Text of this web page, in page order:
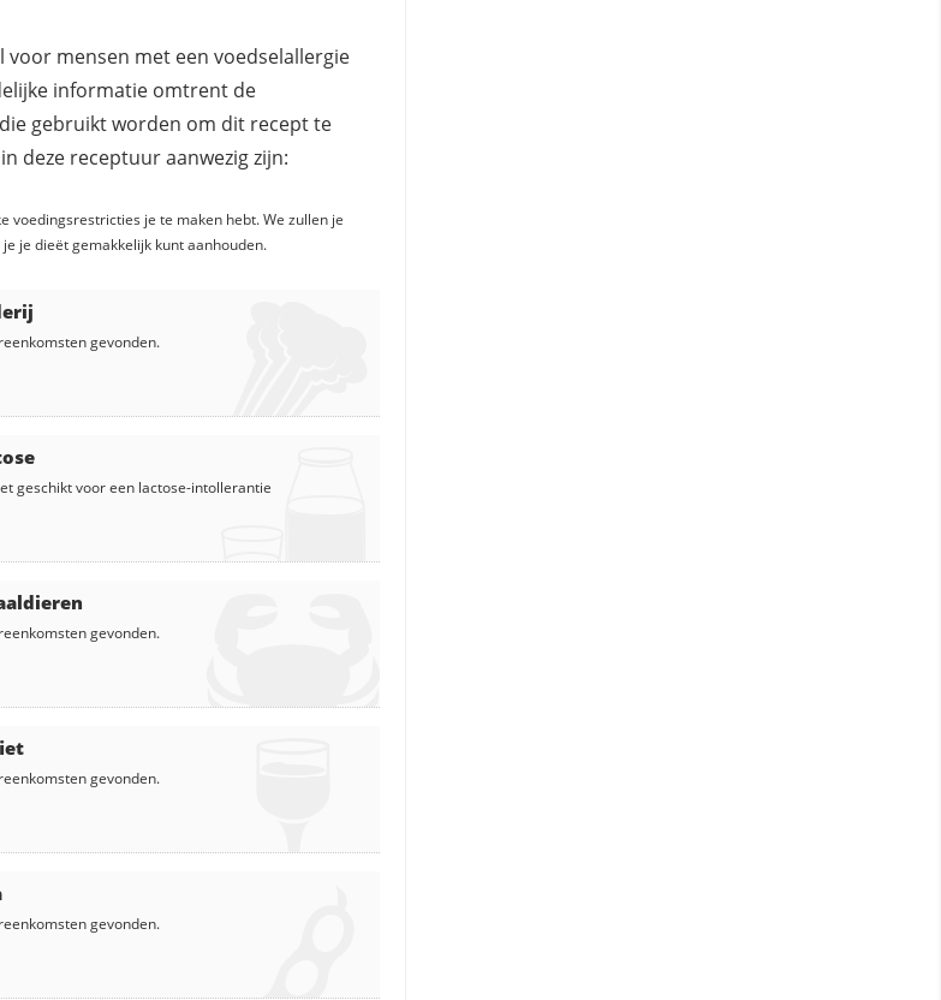
voor mensen met een voedselallergie
informatie omtrent de
gebruikt worden om dit recept te
deze receptuur aanwezig zijn:
voedingsrestricties je te maken hebt. We zullen je
je dieët gemakkelijk kunt aanhouden.
gevonden.
geschikt voor een lactose-intollerantie
gevonden.
gevonden.
gevonden.